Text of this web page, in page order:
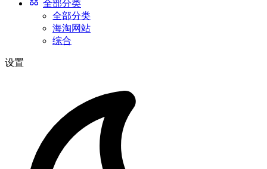
全部分类
全部分类
海淘网站
综合
设置